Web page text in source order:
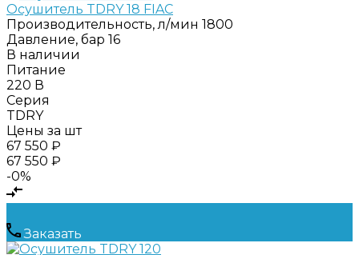
Осушитель TDRY 18 FIAC
Производительность, л/мин 1800
Давление, бар 16
В наличии
Питание
220 В
Серия
TDRY
Цены за шт
67 550 ₽
67 550 ₽
-0%
Заказать